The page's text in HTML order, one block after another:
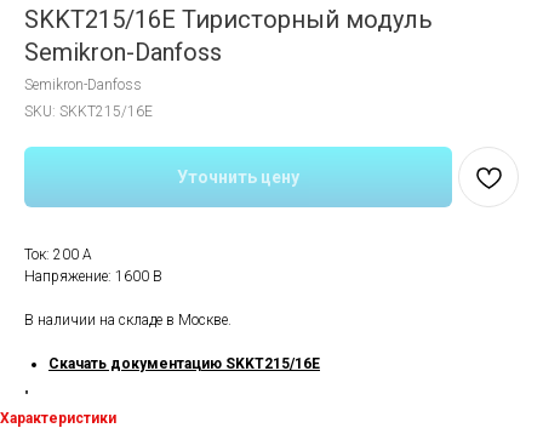
SKKT215/16E Тиристорный модуль
Semikron-Danfoss
Semikron-Danfoss
SKU: SKKT215/16E
Уточнить цену
Ток: 200 A
Напряжение: 1600 В
В наличии на складе в Москве.
Скачать документацию SKKT215/16E
"
Характеристики